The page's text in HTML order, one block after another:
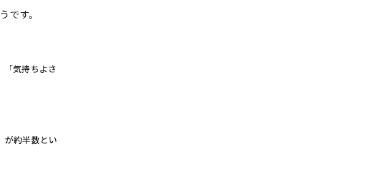
す。
「気持ちよさ
が約半数とい